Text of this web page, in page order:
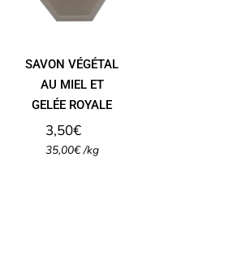
GELÉE
ROYALE
SAVON VÉGÉTAL
AU MIEL ET
GELÉE ROYALE
3,50€
35,00€ /kg